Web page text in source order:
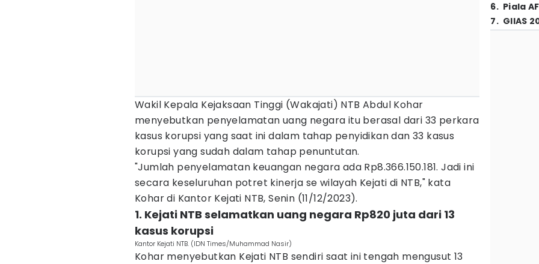
Wakil Kepala Kejaksaan Tinggi (Wakajati) NTB Abdul Kohar
menyebutkan penyelamatan uang negara itu berasal dari 33 perkara
kasus korupsi yang saat ini dalam tahap penyidikan dan 33 kasus
korupsi yang sudah dalam tahap penuntutan.
"Jumlah penyelamatan keuangan negara ada Rp8.366.150.181. Jadi ini
secara keseluruhan potret kinerja se wilayah Kejati di NTB," kata
Kohar di Kantor Kejati NTB, Senin (11/12/2023).
1. Kejati NTB selamatkan uang negara Rp820 juta dari 13
kasus korupsi
Kantor Kejati NTB. (IDN Times/Muhammad Nasir)
Kohar menyebutkan Kejati NTB sendiri saat ini tengah mengusut 13
6. Piala
7. GIIAS